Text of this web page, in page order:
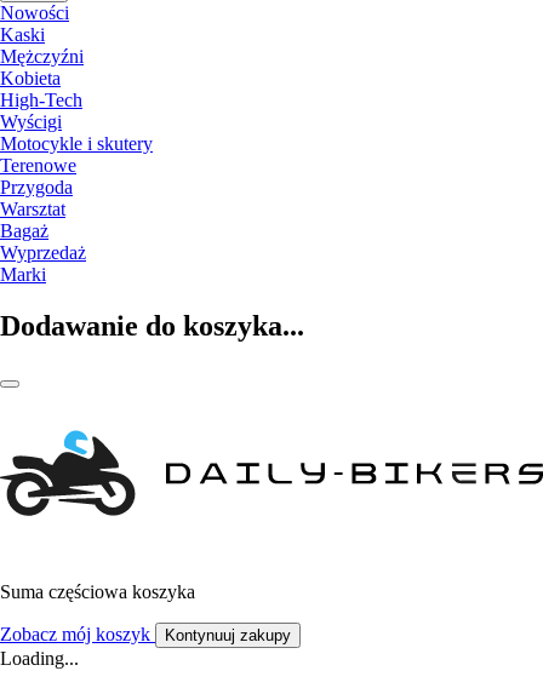
Nowości
Kaski
Mężczyźni
Kobieta
High-Tech
Wyścigi
Motocykle i skutery
Terenowe
Przygoda
Warsztat
Bagaż
Wyprzedaż
Marki
Dodawanie do koszyka...
Suma częściowa koszyka
Zobacz mój koszyk Kontynuuj zakupy
Loading...